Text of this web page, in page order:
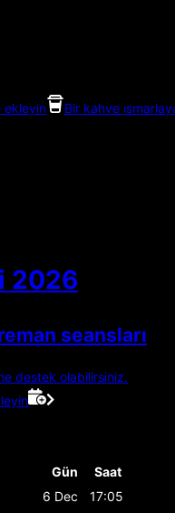
ekleyin
Bir kahve
2026
seansları
destek olabilirsiniz.
Gün
Saat
6 Dec
17:05